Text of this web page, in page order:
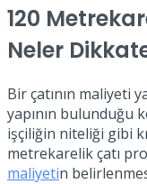
120
Neler
Bir çatının maliyeti
yapının bulunduğu
işçiliğin niteliği gibi
metrekarelik çatı
maliyetin